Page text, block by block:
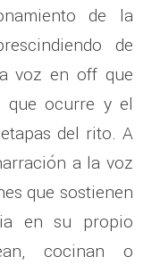
de la
de
voz en off que
que ocurre y el
del rito. A
a la voz
que sostienen
en su propio
cocinan o